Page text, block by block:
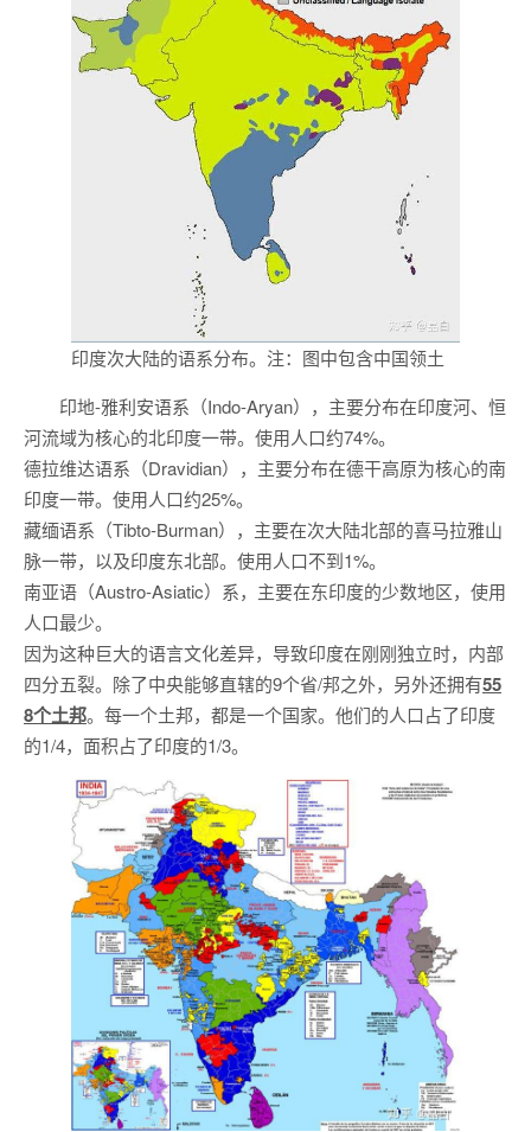
印度次大陆的语系分布。注：图中包含中国领土
印地-雅利安语系（Indo-Aryan），主要分布在印度河、恒
河流域为核心的北印度一带。使用人口约74%。
德拉维达语系（Dravidian），主要分布在德干高原为核心的南
印度一带。使用人口约25%。
藏缅语系（Tibto-Burman），主要在次大陆北部的喜马拉雅山
脉一带，以及印度东北部。使用人口不到1%。
南亚语（Austro-Asiatic）系，主要在东印度的少数地区，使用
人口最少。
因为这种巨大的语言文化差异，导致印度在刚刚独立时，内部
四分五裂。除了中央能够直辖的9个省/邦之外，另外还拥有55
8个土邦。每一个土邦，都是一个国家。他们的人口占了印度
的1/4，面积占了印度的1/3。